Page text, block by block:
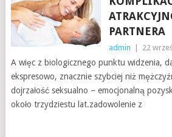
PARTNERA
admin 22
A więc z biologicznego punktu widzenia,
ekspresowo, znacznie szybciej niż
dojrzałość seksualno – emocjonalną
około trzydziestu lat.zadowolenie z